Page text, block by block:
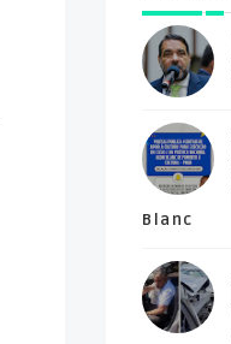
Blanc